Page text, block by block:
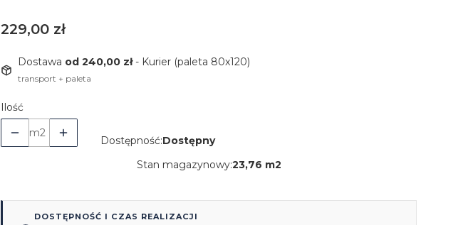
Cena
229,00 zł
Dostawa od 240,00 zł- Kurier (paleta 80x120)
transport + paleta
Ilość
m2
Dostępność:Dostępny
Stan magazynowy:23,76 m2
DOSTĘPNOŚĆ I CZAS REALIZACJI